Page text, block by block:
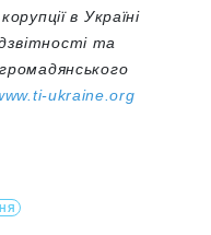
в Україні
та
ukraine.org